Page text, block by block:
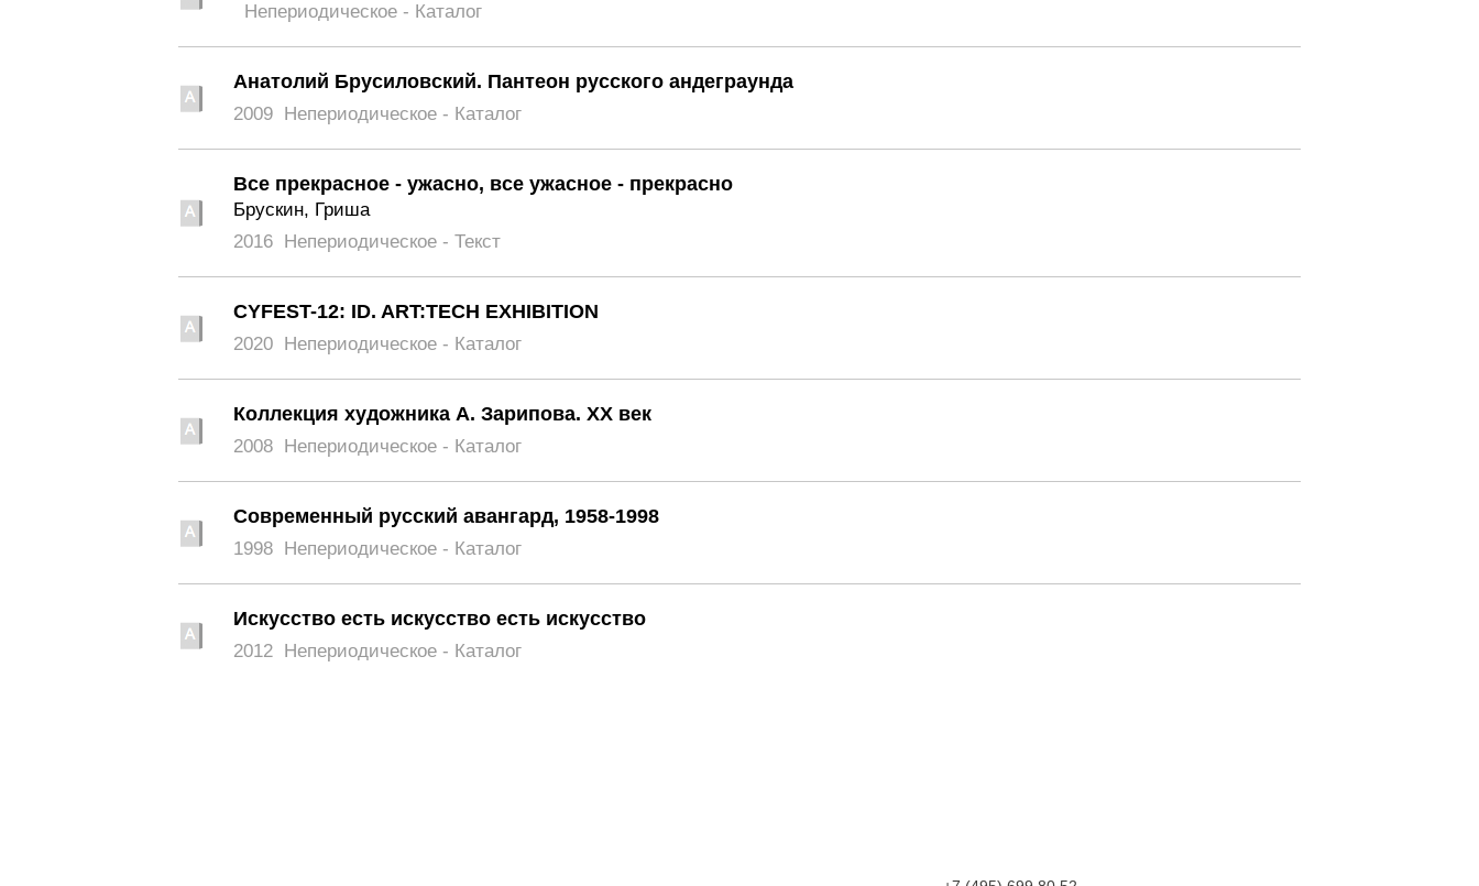
Непериодическое - Каталог
Анатолий Брусиловский. Пантеон русского андеграунда
2009 Непериодическое - Каталог
Все прекрасное - ужасно, все ужасное - прекрасно
Брускин, Гриша
2016 Непериодическое - Текст
CYFEST-12: ID. ART:TECH EXHIBITION
2020 Непериодическое - Каталог
Коллекция художника А. Зарипова. XX век
2008 Непериодическое - Каталог
Современный русский авангард, 1958-1998
1998 Непериодическое - Каталог
Искусство есть искусство есть искусство
2012 Непериодическое - Каталог